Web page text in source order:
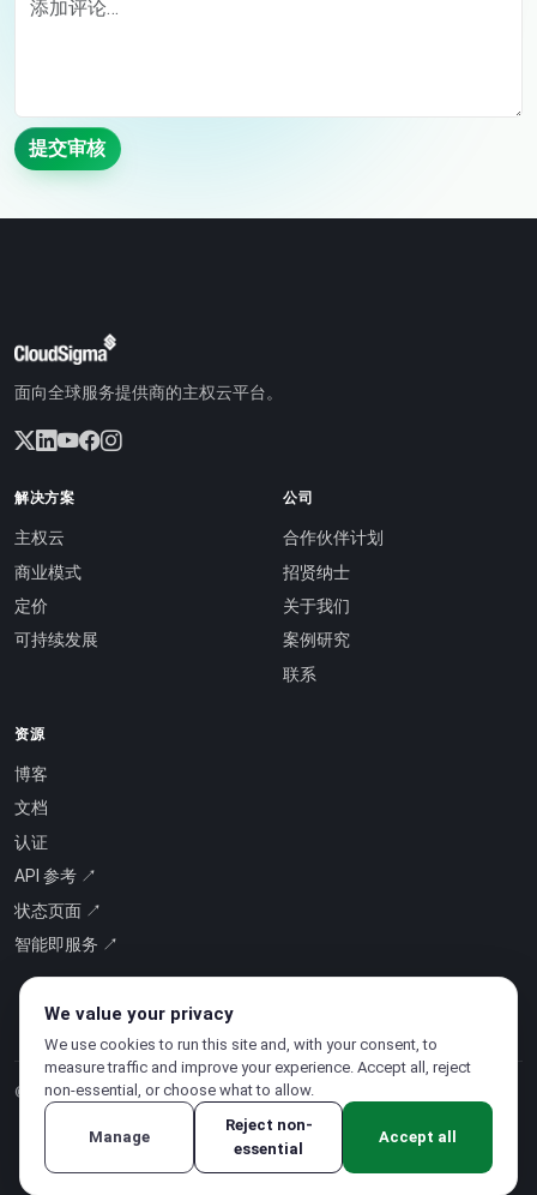
提交审核
面向全球服务提供商的主权云平台。
解决方案
主权云
商业模式
定价
可持续发展
公司
合作伙伴计划
招贤纳士
关于我们
案例研究
联系
资源
博客
文档
认证
API 参考 ↗
状态页面 ↗
智能即服务 ↗
© 2026 CloudSigma Holding AG.版权所有.
隐私政策·服务条款
We value your privacy
We use cookies to run this site and, with your consent, to
measure traffic and improve your experience. Accept all, reject
non-essential, or choose what to allow.
Manage
Reject non-
essential
Accept all